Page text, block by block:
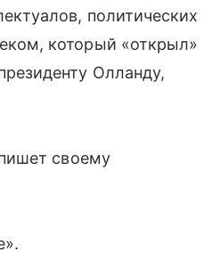
политических
который «открыл»
Олланду,
своему